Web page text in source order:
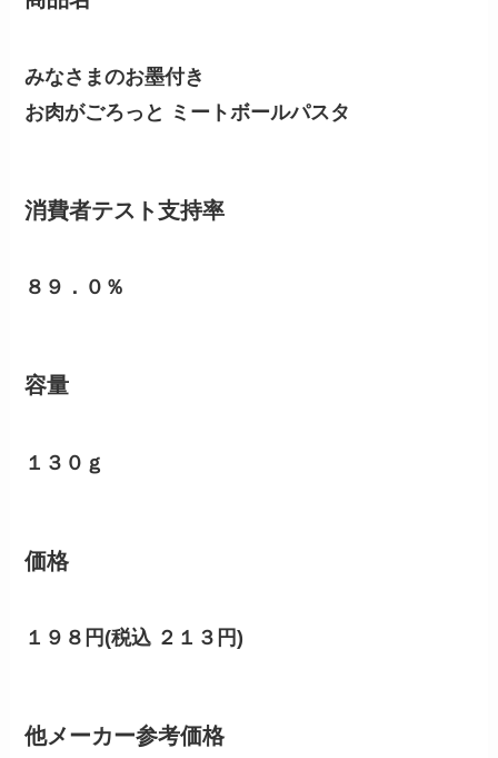
みなさまのお墨付き
お肉がごろっと ミートボールパスタ
消費者テスト支持率
８９．０％
容量
１３０ｇ
価格
１９８円(税込 ２１３円)
他メーカー参考価格